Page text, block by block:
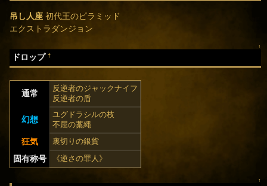
吊し人座 初代王のピラミッド
エクストラダンジョン
↑
ドロップ†
通常
反逆者のジャックナイフ
反逆者の盾
幻想
ユグドラシルの枝
不屈の藁縄
狂気 裏切りの銀貨
固有称号 《逆さの罪人》
↑